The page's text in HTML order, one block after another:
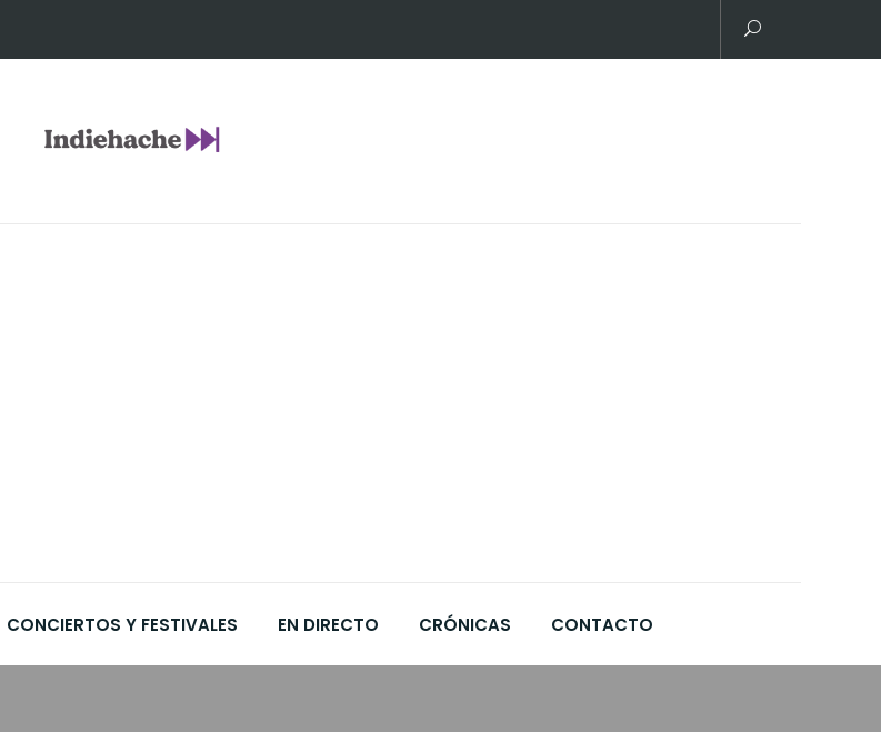
CONCIERTOS Y FESTIVALES EN DIRECTO CRÓNICAS CONTACTO